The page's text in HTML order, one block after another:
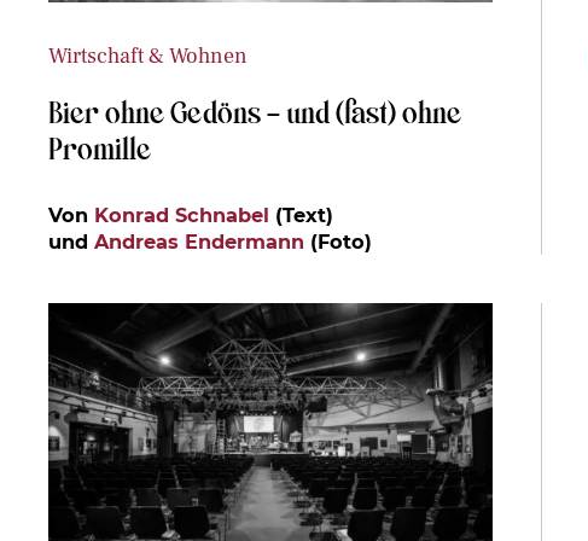
Wirtschaft & Wohnen
Bier ohne Gedöns – und (fast) ohne
Promille
Von Konrad Schnabel (Text)
und Andreas Endermann (Foto)